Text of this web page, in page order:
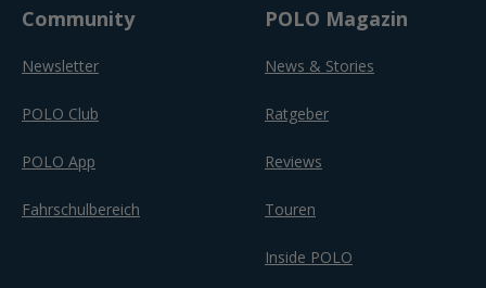
Community
Newsletter
POLO Club
POLO App
Fahrschulbereich
POLO Magazin
News & Stories
Ratgeber
Reviews
Touren
Inside POLO